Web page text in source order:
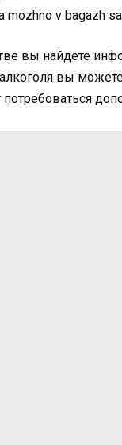
вы найдете
вы
потребоваться